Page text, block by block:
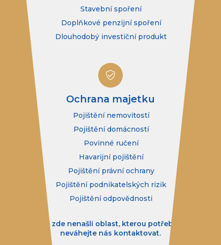
Stavební spoření
Doplňkové penzijní spoření
Dlouhodobý investiční produkt
Ochrana majetku
Pojištění nemovitostí
Pojištění domácností
Povinné ručení
Havarijní pojištění
Pojištění právní ochrany
Pojištění podnikatelských rizik
Pojištění odpovědnosti
Pokud jste zde nenašli oblast, kterou potřebujete řešit,
neváhejte nás kontaktovat.